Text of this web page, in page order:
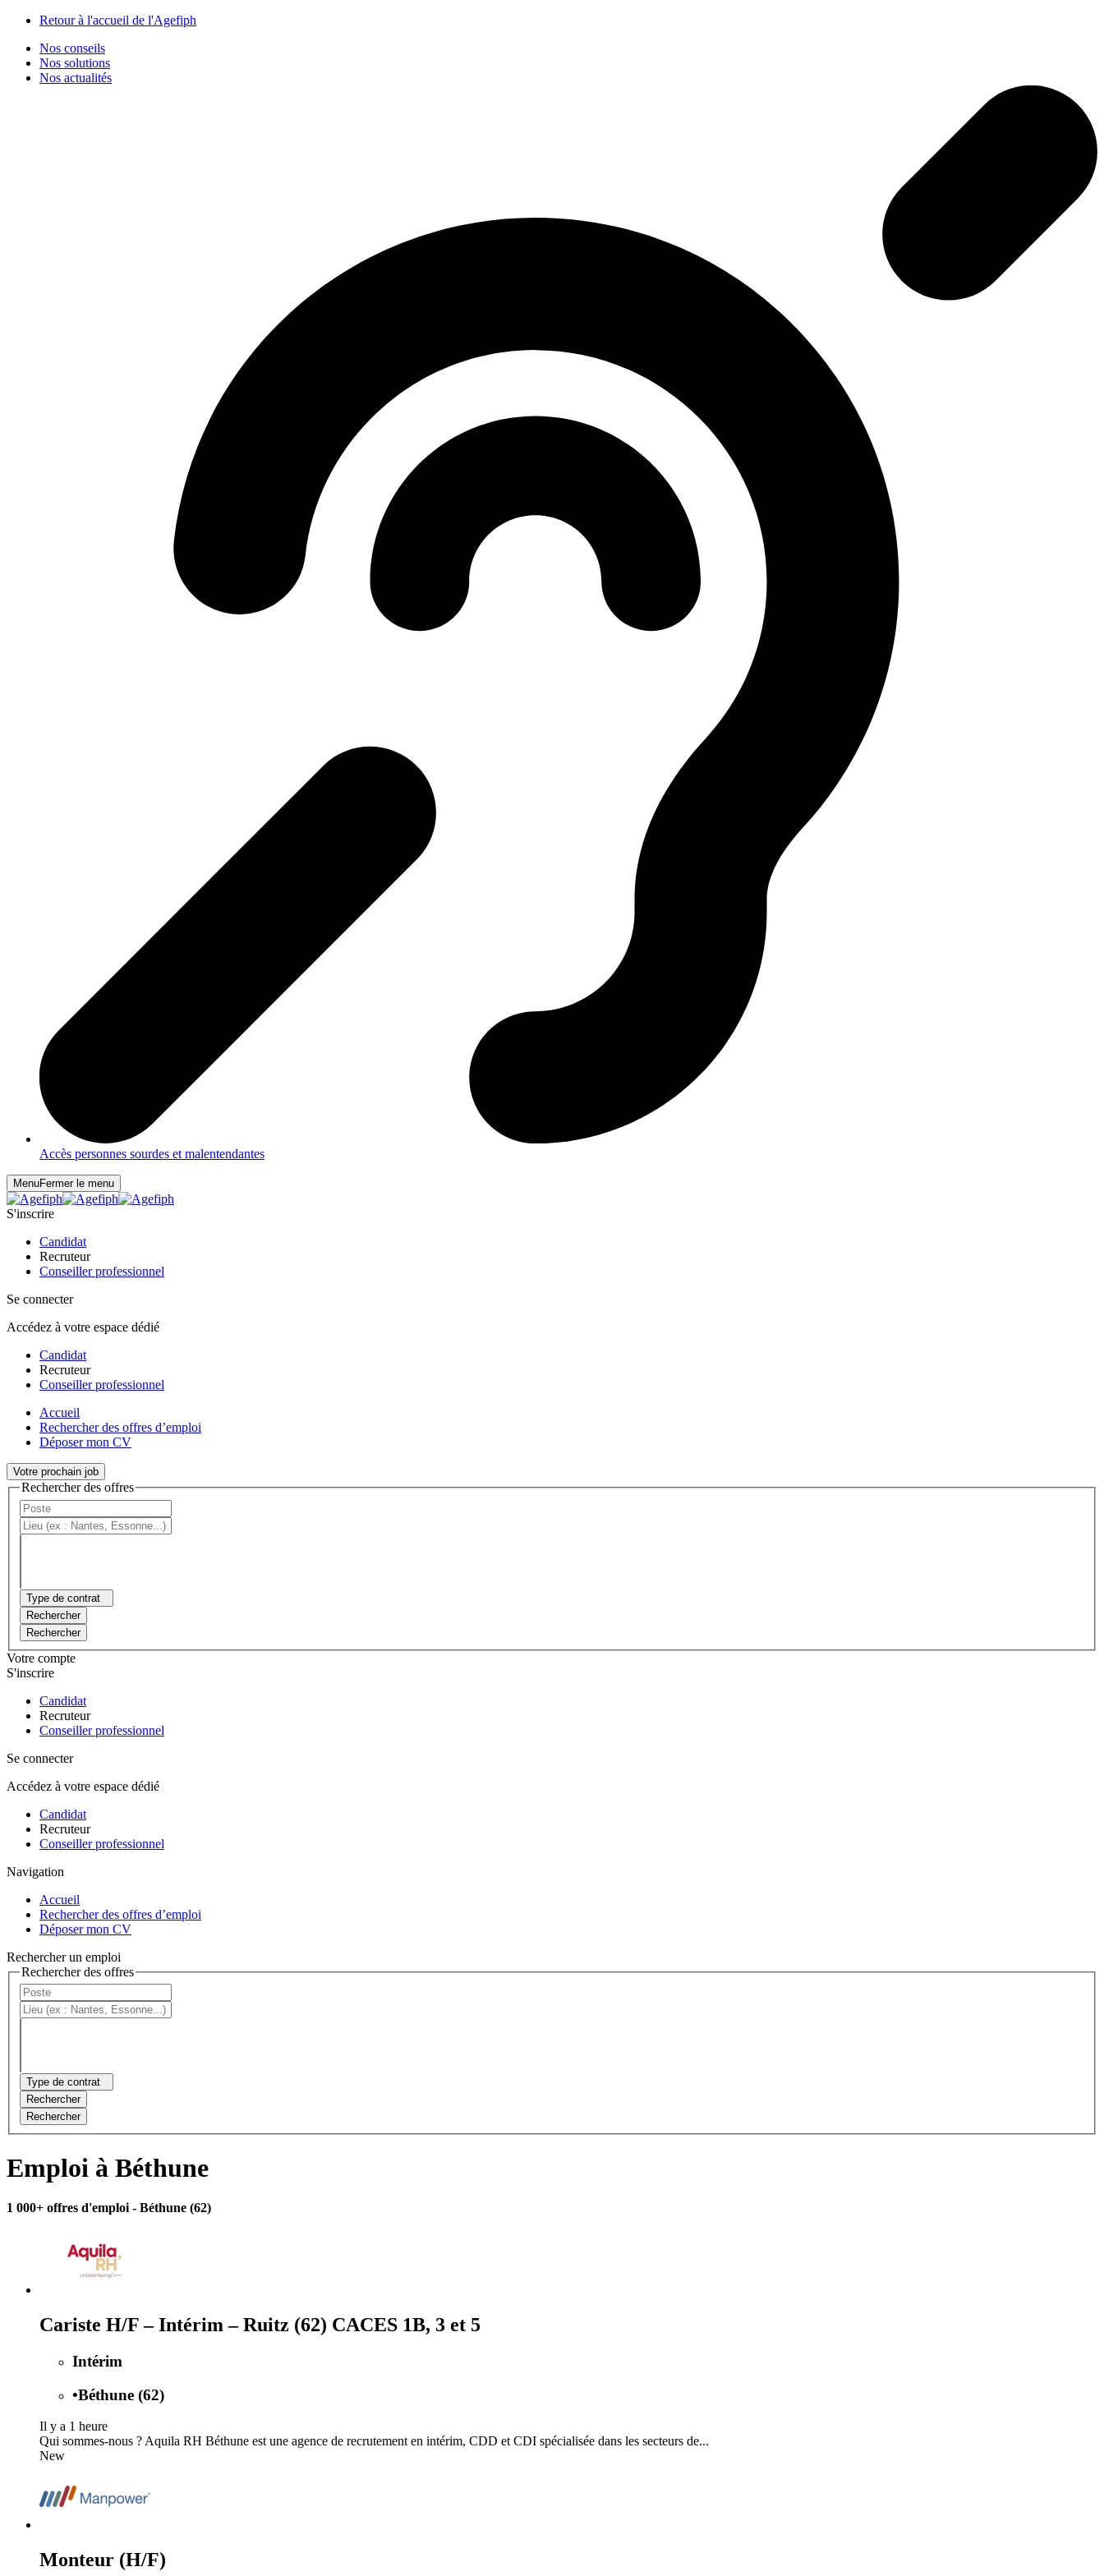
Retour à l'accueil de l'Agefiph
Nos conseils
Nos solutions
Nos actualités
Accès personnes sourdes et malentendantes
MenuFermer le menu
S'inscrire
Candidat
Recruteur
Conseiller professionnel
Se connecter
Accédez à votre espace dédié
Candidat
Recruteur
Conseiller professionnel
Accueil
Rechercher des offres d’emploi
Déposer mon CV
Votre prochain job
Rechercher des offres
Type de contrat
Rechercher
Rechercher
Votre compte
S'inscrire
Candidat
Recruteur
Conseiller professionnel
Se connecter
Accédez à votre espace dédié
Candidat
Recruteur
Conseiller professionnel
Navigation
Accueil
Rechercher des offres d’emploi
Déposer mon CV
Rechercher un emploi
Rechercher des offres
Type de contrat
Rechercher
Rechercher
Emploi à Béthune
1 000+ offres d'emploi - Béthune (62)
Cariste H/F – Intérim – Ruitz (62) CACES 1B, 3 et 5
Intérim
•Béthune (62)
Il y a 1 heure
Qui sommes-nous ? Aquila RH Béthune est une agence de recrutement en intérim, CDD et CDI spécialisée dans les secteurs de...
New
Monteur (H/F)